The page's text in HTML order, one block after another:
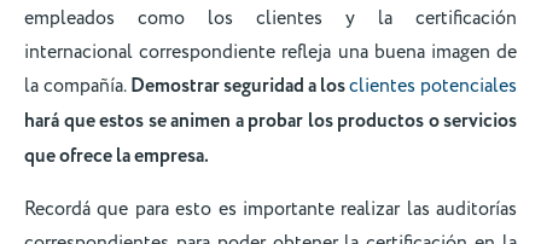
empleados como los clientes y la certificación
internacional correspondiente refleja una buena imagen de
la compañía.Demostrar seguridad a losclientes potenciales
hará que estos se animen a probar los productos o servicios
que ofrece la empresa.
Recordá que para esto es importante realizar las auditorías